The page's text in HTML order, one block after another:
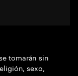
tomarán sin
sexo,